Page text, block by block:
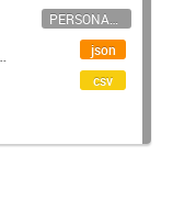
PERSONAL CIENTÍFICO-TECNOLÓGICO
json
csv